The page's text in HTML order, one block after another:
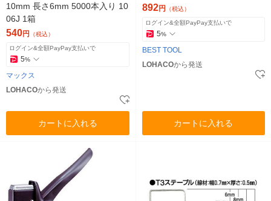
10mm 長さ6mm 5000本入り 10
06J 1箱
540円 （税込）
ログイン&全額PayPay支払いで
5%
マックス
LOHACOから発送
カートに入れる
892円 （税込）
ログイン&全額PayPay支払いで
5%
BEST TOOL
LOHACOから発送
カートに入れる